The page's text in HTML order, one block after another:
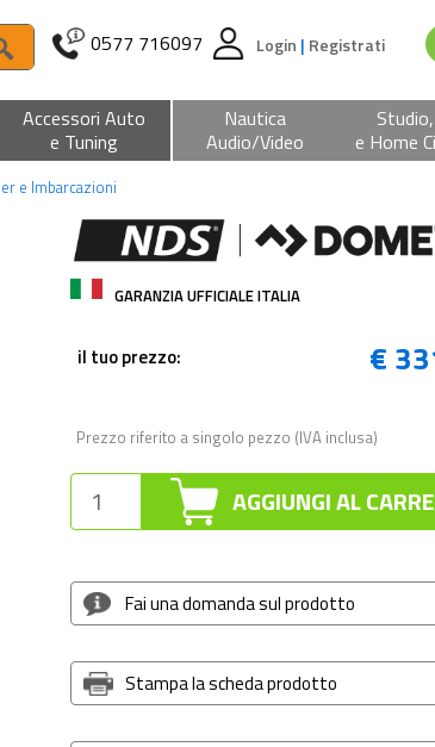
0577 716097 Login | Registrati
Accessori Auto
e Tuning
Nautica
Audio/Video
e Home
e Imbarcazioni
GARANZIA UFFICIALE ITALIA
€
il tuo prezzo:
Prezzo riferito a singolo pezzo (IVA inclusa)
AGGIUNGI AL
Fai una domanda sul prodotto
Stampa la scheda prodotto